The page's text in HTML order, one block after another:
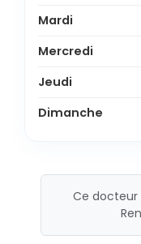
Mardi
Mercredi
Jeudi
Dimanche
Ce docteur